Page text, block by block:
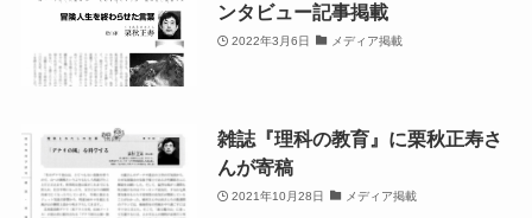
ンタビュー記事掲載
2022年3月6日 メディア掲載
雑誌『理科の教育』に栗秋正寿さ
んが寄稿
2021年10月28日 メディア掲載